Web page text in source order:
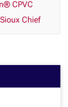
CPVC
Chief